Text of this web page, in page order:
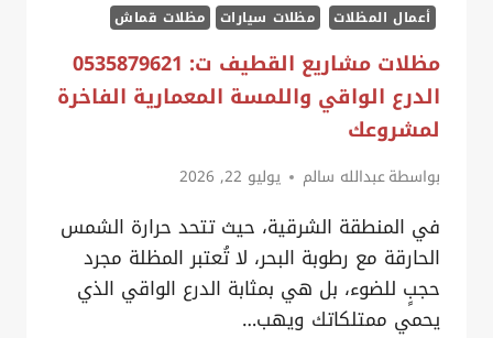
أعمال المظلات مظلات سيارات مظلات قماش
مظلات مشاريع القطيف ت: 0535879621
الدرع الواقي واللمسة المعمارية الفاخرة
لمشروعك
بواسطةعبدالله سالم يوليو 22, 2026
في المنطقة الشرقية، حيث تتحد حرارة الشمس
الحارقة مع رطوبة البحر، لا تُعتبر المظلة مجرد
حجبٍ للضوء، بل هي بمثابة الدرع الواقي الذي
يحمي ممتلكاتك ويهب…